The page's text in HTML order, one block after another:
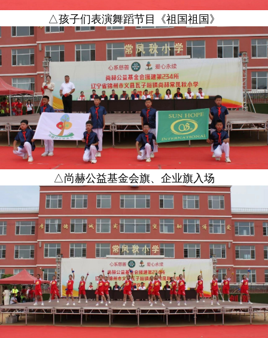
△孩子们表演舞蹈节目《祖国祖国》
△尚赫公益基金会旗、企业旗入场